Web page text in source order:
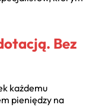
Bez
każdemu
pieniędzy na